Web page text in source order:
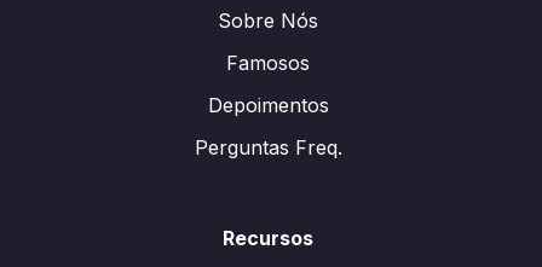
Sobre Nós
Famosos
Depoimentos
Perguntas Freq.
Recursos